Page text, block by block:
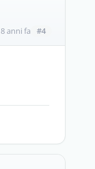
8 anni fa #4